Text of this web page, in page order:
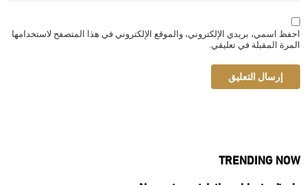
احفظ اسمي، بريدي الإلكتروني، والموقع الإلكتروني في هذا المتصفح لاستخدامها
المرة المقبلة في تعليقي.
TRENDING NOW